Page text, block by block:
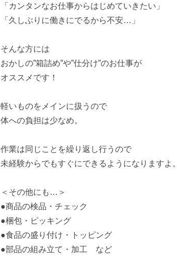
「カンタンなお仕事からはじめていきたい」
「久しぶりに働きにでるから不安…」
そんな方には
おかしの”箱詰め”や”仕分け”のお仕事が
オススメです！
軽いものをメインに扱うので
体への負担は少なめ。
作業は同じことを繰り返し行うので
未経験からでもすぐにできるようになりますよ。
＜その他にも…＞
●商品の検品・チェック
●梱包・ピッキング
●食品の盛り付け・トッピング
●部品の組み立て・加工 など